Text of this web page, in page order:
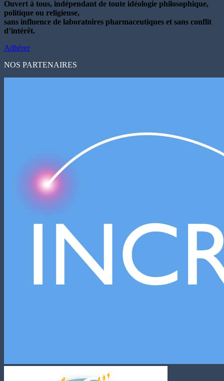
Ouvert à tous, indépendant de toute idéologie philosophique,
politique ou religieuse,
sans influence de laboratoires pharmaceutiques et sans conflit
d’intérêt.
Adhérer
NOS PARTENAIRES